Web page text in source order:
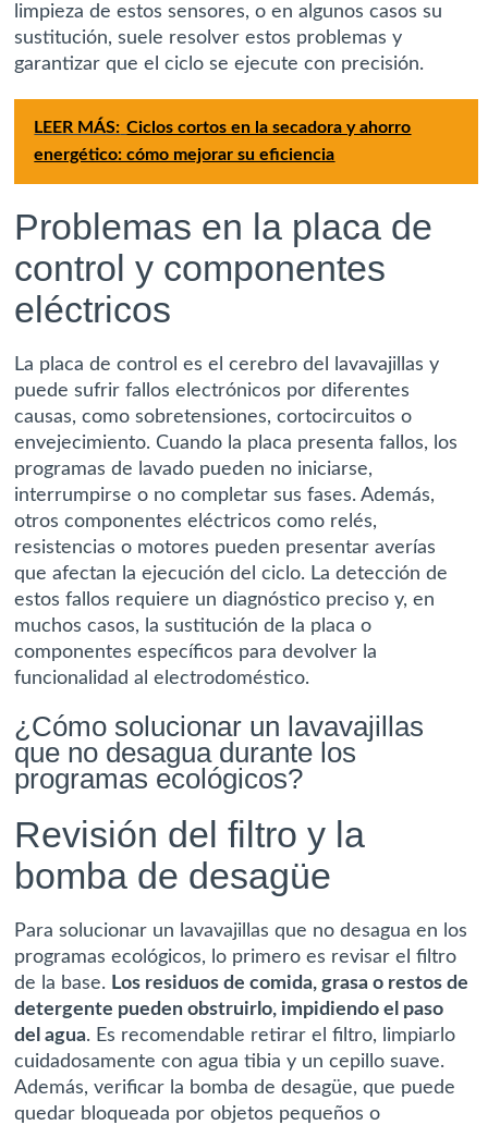
limpieza de estos sensores, o en algunos casos su
sustitución, suele resolver estos problemas y
garantizar que el ciclo se ejecute con precisión.
LEER MÁS: Ciclos cortos en la secadora y ahorro
energético: cómo mejorar su eficiencia
Problemas en la placa de
control y componentes
eléctricos
La placa de control es el cerebro del lavavajillas y
puede sufrir fallos electrónicos por diferentes
causas, como sobretensiones, cortocircuitos o
envejecimiento. Cuando la placa presenta fallos, los
programas de lavado pueden no iniciarse,
interrumpirse o no completar sus fases. Además,
otros componentes eléctricos como relés,
resistencias o motores pueden presentar averías
que afectan la ejecución del ciclo. La detección de
estos fallos requiere un diagnóstico preciso y, en
muchos casos, la sustitución de la placa o
componentes específicos para devolver la
funcionalidad al electrodoméstico.
¿Cómo solucionar un lavavajillas
que no desagua durante los
programas ecológicos?
Revisión del filtro y la
bomba de desagüe
Para solucionar un lavavajillas que no desagua en los
programas ecológicos, lo primero es revisar el filtro
de la base. Los residuos de comida, grasa o restos de
detergente pueden obstruirlo, impidiendo el paso
del agua. Es recomendable retirar el filtro, limpiarlo
cuidadosamente con agua tibia y un cepillo suave.
Además, verificar la bomba de desagüe, que puede
quedar bloqueada por objetos pequeños o